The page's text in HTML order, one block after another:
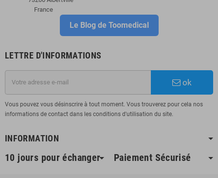
France
Le Blog de Toomedical
LETTRE D'INFORMATIONS
ok
Vous pouvez vous désinscrire à tout moment. Vous trouverez pour cela nos
informations de contact dans les conditions d'utilisation du site.
INFORMATION
10 jours pour échanger Paiement Sécurisé